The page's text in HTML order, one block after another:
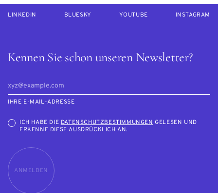
Kennen Sie schon unseren Newsletter?
IHRE E-MAIL-ADRESSE
ICH HABE DIEDATENSCHUTZBESTIMMUNGENGELESEN UND
ERKENNE DIESE AUSDRÜCKLICH AN.
ANMELDEN
LINKEDIN BLUESKY YOUTUBE INSTAGRAM